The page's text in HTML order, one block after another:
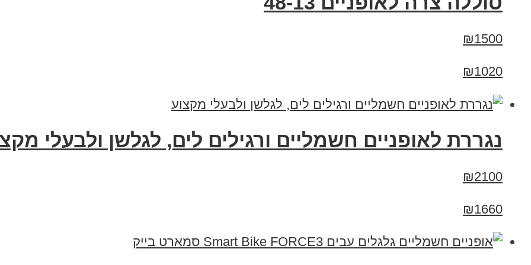
₪1500
₪1020
נגררת לאופניים חשמליים ורגילים לים, לגלשן ולבעלי
₪2100
₪1660